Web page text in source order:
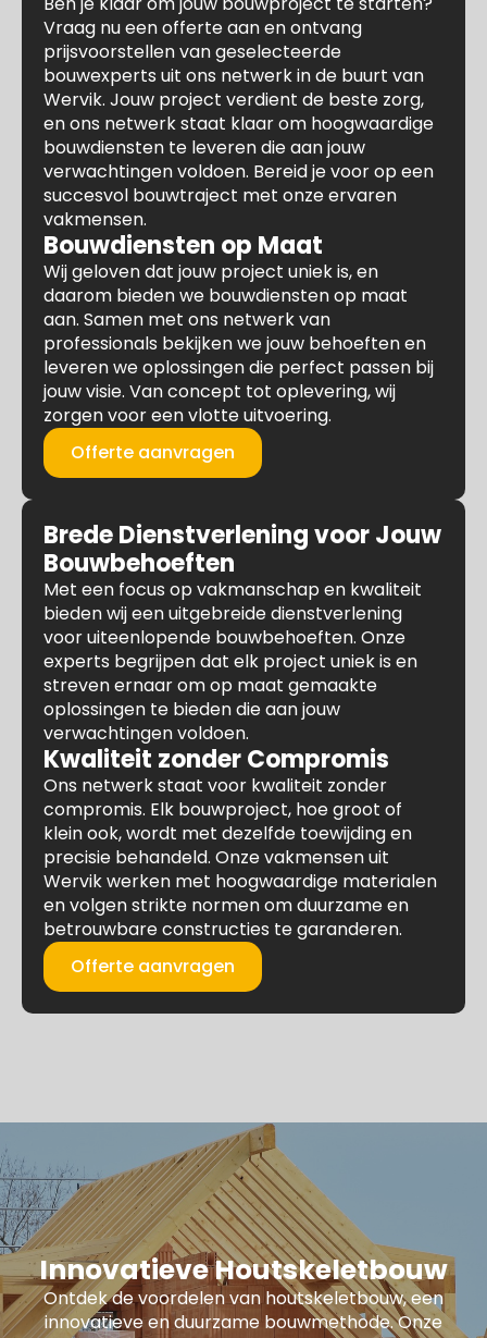
Vraag nu een offerte aan en ontvang
prijsvoorstellen van geselecteerde
bouwexperts uit ons netwerk in de buurt van
Wervik. Jouw project verdient de beste zorg,
en ons netwerk staat klaar om hoogwaardige
bouwdiensten te leveren die aan jouw
verwachtingen voldoen. Bereid je voor op een
succesvol bouwtraject met onze ervaren
vakmensen.
Bouwdiensten op Maat
Wij geloven dat jouw project uniek is, en
daarom bieden we bouwdiensten op maat
aan. Samen met ons netwerk van
professionals bekijken we jouw behoeften en
leveren we oplossingen die perfect passen bij
jouw visie. Van concept tot oplevering, wij
zorgen voor een vlotte uitvoering.
Offerte aanvragen
Brede Dienstverlening voor Jouw
Bouwbehoeften
Met een focus op vakmanschap en kwaliteit
bieden wij een uitgebreide dienstverlening
voor uiteenlopende bouwbehoeften. Onze
experts begrijpen dat elk project uniek is en
streven ernaar om op maat gemaakte
oplossingen te bieden die aan jouw
verwachtingen voldoen.
Kwaliteit zonder Compromis
Ons netwerk staat voor kwaliteit zonder
compromis. Elk bouwproject, hoe groot of
klein ook, wordt met dezelfde toewijding en
precisie behandeld. Onze vakmensen uit
Wervik werken met hoogwaardige materialen
en volgen strikte normen om duurzame en
betrouwbare constructies te garanderen.
Offerte aanvragen
Innovatieve Houtskeletbouw
Ontdek de voordelen van houtskeletbouw, een
innovatieve en duurzame bouwmethode. Onze